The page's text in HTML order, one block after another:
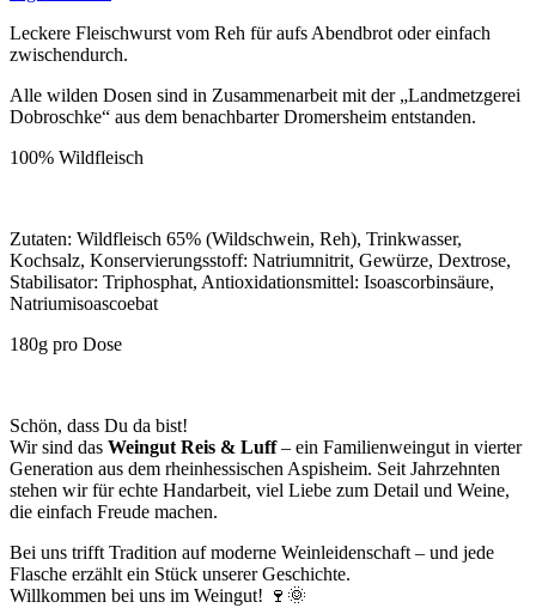
Leckere Fleischwurst vom Reh für aufs Abendbrot oder einfach
zwischendurch.
Alle wilden Dosen sind in Zusammenarbeit mit der „Landmetzgerei
Dobroschke“ aus dem benachbarter Dromersheim entstanden.
100% Wildfleisch
Zutaten: Wildfleisch 65% (Wildschwein, Reh), Trinkwasser,
Kochsalz, Konservierungsstoff: Natriumnitrit, Gewürze, Dextrose,
Stabilisator: Triphosphat, Antioxidationsmittel: Isoascorbinsäure,
Natriumisoascoebat
180g pro Dose
Schön, dass Du da bist!
Wir sind das Weingut Reis & Luff– ein Familienweingut in vierter
Generation aus dem rheinhessischen Aspisheim. Seit Jahrzehnten
stehen wir für echte Handarbeit, viel Liebe zum Detail und Weine,
die einfach Freude machen.
Bei uns trifft Tradition auf moderne Weinleidenschaft – und jede
Flasche erzählt ein Stück unserer Geschichte.
Willkommen bei uns im Weingut! 🍷🌞